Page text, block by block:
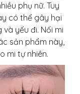
phụ nữ. Tuy
có thể gây hại
và yếu đi. Nối mi
sản phẩm này,
mi tự nhiên.